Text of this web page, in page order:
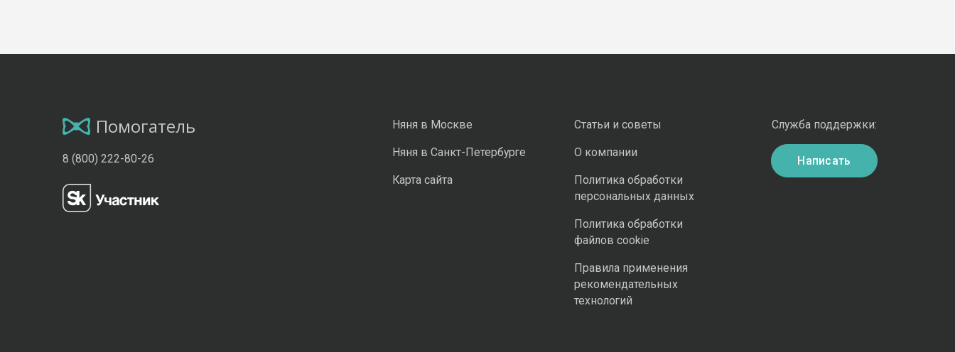
Помогатель
8 (800) 222-80-26
Няня в Москве
Няня в Санкт-Петербурге
Карта сайта
Статьи и советы
О компании
Политика обработки
персональных данных
Политика обработки
файлов cookie
Правила применения
рекомендательных
технологий
Служба поддержки:
Написать